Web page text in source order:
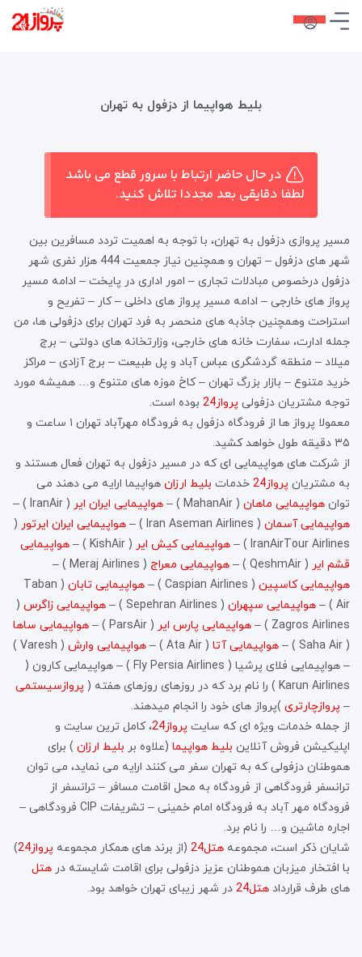
بلیط هواپیما از دزفول به تهران
در حال حاضر ارتباط با سرور قطع می باشد
لطفا دقایقی بعد مجددا تلاش کنید.
مسیر پروازی دزفول به تهران، با توجه به اهمیت تردد مسافرین بین
شهر های دزفول – تهران و همچنین نیاز جمعیت 444 هزار نفری شهر
دزفول درخصوص مبادلات تجاری – امور اداری در پایخت – ادامه مسیر
پرواز های خارجی – ادامه مسیر پرواز های داخلی – کار – تفریح و
استراحت وهمچنین جاذبه های منحصر به فرد تهران برای دزفولی ها، من
جمله ادارت، سفارت خانه های خارجی، وزارتخانه های دولتی – برج
میلاد – منطقه گردشگری عباس آباد و پل طبیعت – برج آزادی – مراکز
خرید متنوع – بازار بزرگ تهران – کاخ موزه های متنوع و… همیشه مورد
توجه مشتریان دزفولی پرواز24
بوده است.
معمولا پرواز ها از فرودگاه دزفول به فرودگاه مهرآباد تهران ۱ ساعت و
۳۵ دقیقه طول خواهد کشید.
از شرکت های هواپیمایی ای که در مسیر دزفول به تهران فعال هستند و
به مشتریان پرواز24 خدمات بلیط ارزان هواپیما ارایه می دهند می
توان هواپیمایی ماهان ( MahanAir ) – هواپیمایی ایران ایر ( IranAir ) –
هواپیمایی آسمان ( Iran Aseman Airlines ) – هواپیمایی ایران ایرتور (
IranAirTour Airlines ) –
هواپیمایی کیش ایر ( KishAir ) –
هواپیمایی
قشم ایر ( QeshmAir ) – هواپیمایی معراج ( Meraj Airlines ) –
هواپیمایی کاسپین ( Caspian Airlines ) – هواپیمایی تابان
( Taban
Air ) –
هواپیمایی سپهران ( Sepehran Airlines ) – هواپیمایی زاگرس (
Zagros Airlines ) –
هواپیمایی پارس ایر ( ParsAir ) –
هواپیمایی ساها
( Saha Air ) –
هواپیمایی آتا ( Ata Air ) – هواپیمایی وارش
( Varesh )
– هواپیمایی فلای پرشیا ( Fly Persia Airlines ) – هواپیمایی کارون (
Karun Airlines ) را نام برد که در روزهای روزهای هفته (
پروازسیستمی
– پروازچارتری )پرواز های خود را انجام میدهند.
از جمله خدمات ویژه ای که سایت پرواز24
، کامل ترین سایت و
اپلیکیشن فروش آنلاین بلیط هواپیما (علاوه بر بلیط ارزان ) برای
هموطنان دزفولی که به تهران سفر می کنند ارایه می نماید، می توان
ترانسفر فرودگاهی از فرودگاه به محل اقامت مسافر – ترانسفر از
فرودگاه مهر آباد به فرودگاه امام خمینی – تشریفات CIP فرودگاهی –
اجاره ماشین و… را نام برد.
شایان ذکر است، مجموعه هتل24 (از برند های همکار مجموعه پرواز24
)
با افتخار میزبان هموطنان عزیز دزفولی برای اقامت شایسته در هتل
های طرف قرارداد هتل24 در شهر زیبای تهران خواهد بود.